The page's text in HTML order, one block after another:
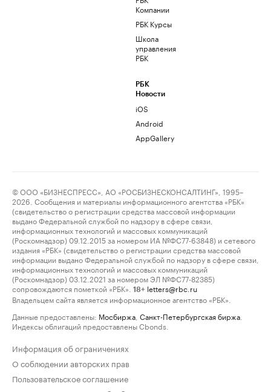
Компании
РБК Курсы
Школа
управления
РБК
РБК
Новости
iOS
Android
AppGallery
© ООО «БИЗНЕСПРЕСС», АО «РОСБИЗНЕСКОНСАЛТИНГ», 1995–
2026. Сообщения и материалы информационного агентства «РБК»
(свидетельство о регистрации средства массовой информации
выдано Федеральной службой по надзору в сфере связи,
информационных технологий и массовых коммуникаций
(Роскомнадзор) 09.12.2015 за номером ИА №ФС77-63848) и сетевого
издания «РБК» (свидетельство о регистрации средства массовой
информации выдано Федеральной службой по надзору в сфере связи,
информационных технологий и массовых коммуникаций
(Роскомнадзор) 03.12.2021 за номером ЭЛ №ФС77-82385)
сопровождаются пометкой «РБК».
18+ letters@rbc.ru
Владельцем сайта является информационное агентство «РБК».
Данные предоставлены: Мосбиржа Санкт-Петербургская биржа
Индексы облигаций предоставлены Cbonds.
Информация об ограничениях
О соблюдении авторских прав
Пользовательское соглашение